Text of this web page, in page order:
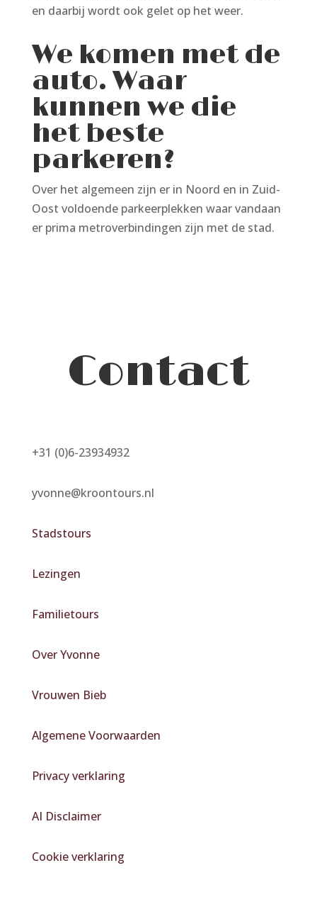
en daarbij wordt ook gelet op het weer.
We komen met de
auto. Waar
kunnen we die
het beste
parkeren?
Over het algemeen zijn er in Noord en in Zuid-
Oost voldoende parkeerplekken waar vandaan
er prima metroverbindingen zijn met de stad.
Contact
+31 (0)6-23934932
yvonne@kroontours.nl
Stadstours
Lezingen
Familietours
Over Yvonne
Vrouwen Bieb
Algemene Voorwaarden
Privacy verklaring
AI Disclaimer
Cookie verklaring